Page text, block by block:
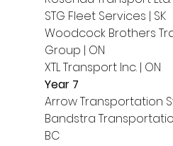
STG Fleet Services | SK
Woodcock Brothers
Group | ON
XTL Transport Inc. | ON
Year 7
Arrow Transportation
Bandstra
BC